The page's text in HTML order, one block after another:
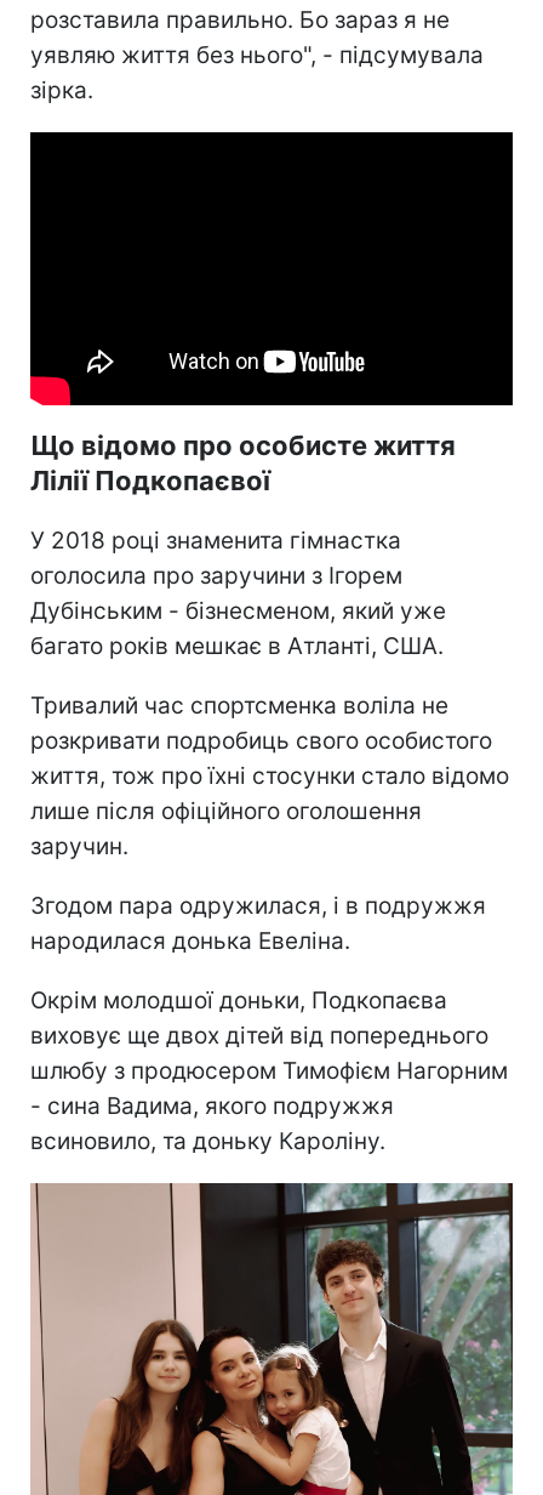
розставила правильно. Бо зараз я не
уявляю життя без нього", - підсумувала
зірка.
Що відомо про особисте життя
Лілії Подкопаєвої
У 2018 році знаменита гімнастка
оголосила про заручини з Ігорем
Дубінським - бізнесменом, який уже
багато років мешкає в Атланті, США.
Тривалий час спортсменка воліла не
розкривати подробиць свого особистого
життя, тож про їхні стосунки стало відомо
лише після офіційного оголошення
заручин.
Згодом пара одружилася, і в подружжя
народилася донька Евеліна.
Окрім молодшої доньки, Подкопаєва
виховує ще двох дітей від попереднього
шлюбу з продюсером Тимофієм Нагорним
- сина Вадима, якого подружжя
всиновило, та доньку Кароліну.